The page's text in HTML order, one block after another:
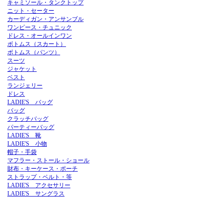
キャミソール・タンクトップ
ニット・セーター
カーディガン・アンサンブル
ワンピース・チュニック
ドレス・オールインワン
ボトムス（スカート）
ボトムス（パンツ）
スーツ
ジャケット
ベスト
ランジェリー
ドレス
LADIE'S バッグ
バッグ
クラッチバッグ
パーティーバッグ
LADIE'S 靴
LADIE'S 小物
帽子・手袋
マフラー・ストール・ショール
財布・キーケース・ポーチ
ストラップ・ベルト・等
LADIE'S アクセサリー
LADIE'S サングラス